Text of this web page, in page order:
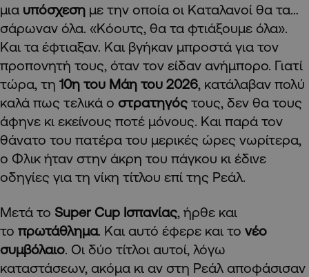
μια υπόσχεση με την οποία οι Καταλανοί θα τα…
σάρωναν όλα. «Κόουτς, θα τα φτιάξουμε όλα».
Και τα έφτιαξαν. Και βγήκαν μπροστά για τον
προπονητή τους, όταν τον είδαν ανήμπορο. Γιατί
τώρα, τη 10η του Μάη του 2026 , κατάλαβαν πολύ
καλά πως τελικά ο στρατηγός τους, δεν θα τους
άφηνε κι εκείνους ποτέ μόνους. Και παρά τον
θάνατο του πατέρα του μερικές ώρες νωρίτερα,
ο Φλικ ήταν στην άκρη του πάγκου κι έδινε
οδηγίες για τη νίκη τίτλου επί της Ρεάλ.
Μετά το Super Cup Ισπανίας , ήρθε και
το πρωτάθλημα. Και αυτό έφερε και το νέο
συμβόλαιο . Οι δύο τίτλοι αυτοί, λόγω
καταστάσεων, ακόμα κι αν στη Ρεάλ αποφάσισαν